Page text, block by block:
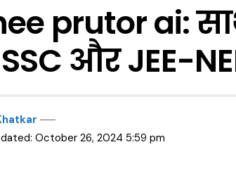
prutor ai:
और JEE-
October 26, 2024 5:59 pm